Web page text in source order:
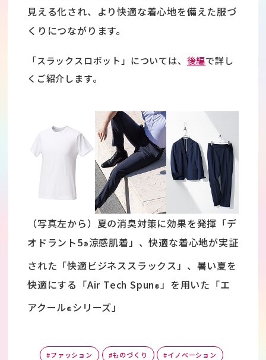
見える化され、より快適な着心地を備えた服づ
くりにつながります。
「スラックスロボット」については、 後編で詳し
くご紹介します。
（写真左から）夏の消臭対策に効果を発揮「デ
オドラント5®涼感肌着」、快適な着心地が実証
された「快適ビジネススラックス」、暑い夏を
快適にする「Air Tech Spun®」を用いた「エ
アクール®シリーズ」
#ファッション #ものづくり #イノベーション